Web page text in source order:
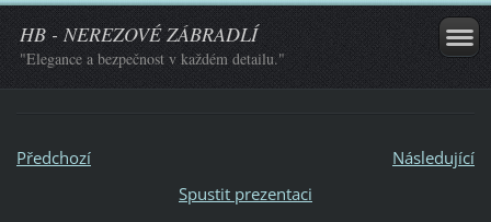
HB - NEREZOVÉ ZÁBRADLÍ
"Elegance a bezpečnost v každém detailu."
Předchozí
Následující
Spustit prezentaci